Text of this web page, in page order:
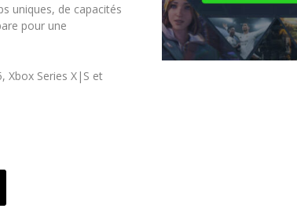
uniques, de capacités
pour une
Xbox Series X|S et